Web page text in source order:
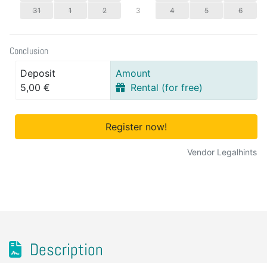
31
1 2 3 4 5 6
Conclusion
Deposit
5,00 €
Amount
Rental (for free)
Register now!
Vendor Legalhints
Description